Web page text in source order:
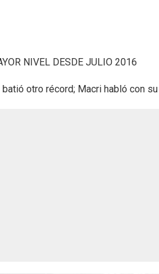
NIVEL DESDE JULIO 2016
batió otro récord; Macri habló con